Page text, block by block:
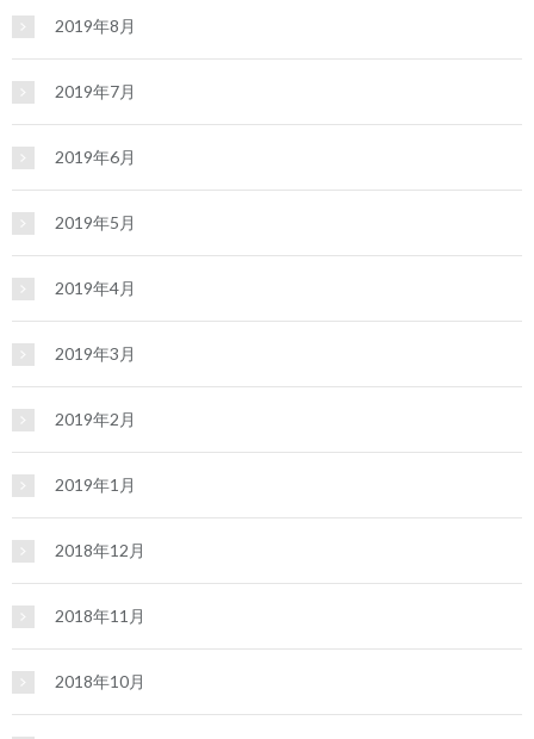
2019年8月
2019年7月
2019年6月
2019年5月
2019年4月
2019年3月
2019年2月
2019年1月
2018年12月
2018年11月
2018年10月